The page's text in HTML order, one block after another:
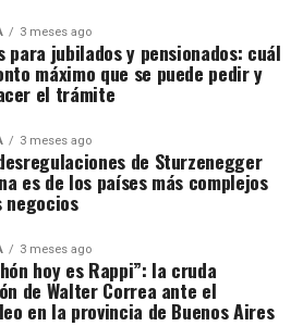
3 meses ago
para jubilados y pensionados: cuál
máximo que se puede pedir y
el trámite
3 meses ago
de Sturzenegger
es de los países más complejos
negocios
3 meses ago
hoy es Rappi”: la cruda
de Walter Correa ante el
en la provincia de Buenos Aires